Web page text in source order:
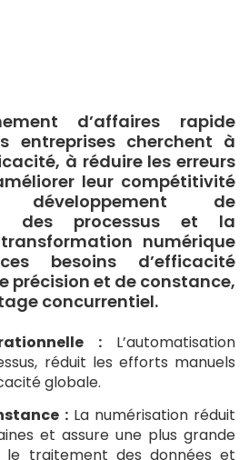
d’affaires rapide
entreprises cherchent à
à réduire les erreurs
leur compétitivité
de
des processus et la
numérique
besoins d’efficacité
précision et de constance,
concurrentiel.
:L’automatisation
réduit les efforts manuels
globale.
:La numérisation réduit
et assure une plus grande
le traitement des données et